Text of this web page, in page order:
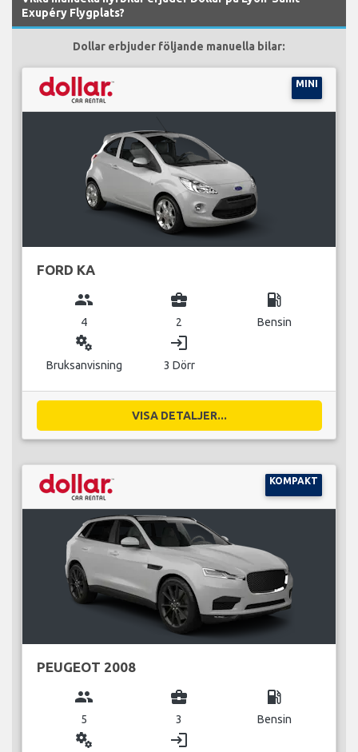
Exupéry Flygplats?
Dollar erbjuder följande manuella bilar:
MINI
FORD KA
group
4
business_center
2
local_gas_station
Bensin
miscellaneous_services
Bruksanvisning
login
3 Dörr
VISA DETALJER...
KOMPAKT
PEUGEOT 2008
group
5
business_center
3
local_gas_station
Bensin
miscellaneous_services login